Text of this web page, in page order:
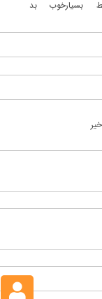
بسیارخوب
بد
خیر